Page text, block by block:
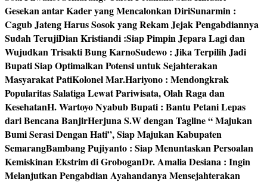
Gesekan antar Kader yang Mencalonkan DiriSunarmin :
Cagub Jateng Harus Sosok yang Rekam Jejak Pengabdiannya
Sudah TerujiDian Kristiandi :Siap Pimpin Jepara Lagi dan
Wujudkan Trisakti Bung KarnoSudewo : Jika Terpilih Jadi
Bupati Siap Optimalkan Potensi untuk Sejahterakan
Masyarakat PatiKolonel Mar.Hariyono : Mendongkrak
Popularitas Salatiga Lewat Pariwisata, Olah Raga dan
KesehatanH. Wartoyo Nyabub Bupati : Bantu Petani Lepas
dari Bencana BanjirHerjuna S.W dengan Tagline “ Majukan
Bumi Serasi Dengan Hati”, Siap Majukan Kabupaten
SemarangBambang Pujiyanto : Siap Menuntaskan Persoalan
Kemiskinan Ekstrim di GroboganDr. Amalia Desiana : Ingin
Melanjutkan Pengabdian Ayahandanya Mensejahterakan